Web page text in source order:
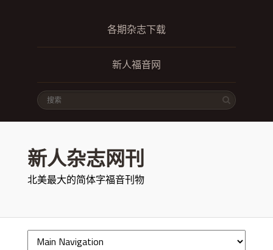
各期杂志下载
新人福音网
新人杂志网刊
北美最大的简体字福音刊物